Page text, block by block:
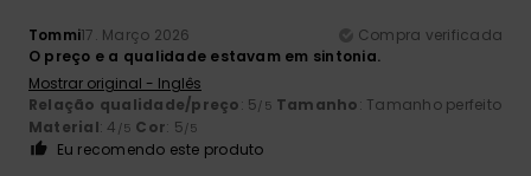
Tommi17. Março 2026
Compra verificada
O preço e a qualidade estavam em sintonia.
Mostrar original - Inglês
Relação qualidade/preço: 5/5 Tamanho: Tamanho perfeito
Material: 4 /5 Cor: 5/5
Eu recomendo este produto